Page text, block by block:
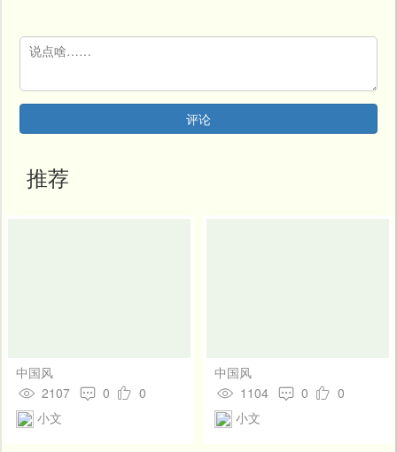
录
评论
推荐
中国风
2107
0
0
小文
中国风
1104
0
0
小文